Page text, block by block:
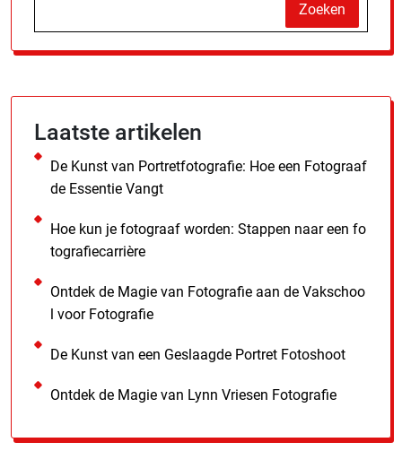
Zoeken
Laatste artikelen
De Kunst van Portretfotografie: Hoe een Fotograaf
de Essentie Vangt
Hoe kun je fotograaf worden: Stappen naar een fo
tografiecarrière
Ontdek de Magie van Fotografie aan de Vakschoo
l voor Fotografie
De Kunst van een Geslaagde Portret Fotoshoot
Ontdek de Magie van Lynn Vriesen Fotografie